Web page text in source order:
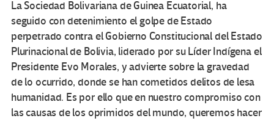
La Sociedad Bolivariana de Guinea Ecuatorial, ha
seguido con detenimiento el golpe de Estado
perpetrado contra el Gobierno Constitucional del Estado
Plurinacional de Bolivia, liderado por su Líder Indígena el
Presidente Evo Morales, y advierte sobre la gravedad
de lo ocurrido, donde se han cometidos delitos de lesa
humanidad. Es por ello que en nuestro compromiso con
las causas de los oprimidos del mundo, queremos hacer